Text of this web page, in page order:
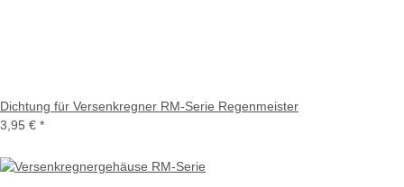
Dichtung für Versenkregner RM-Serie Regenmeister
3,95 € *